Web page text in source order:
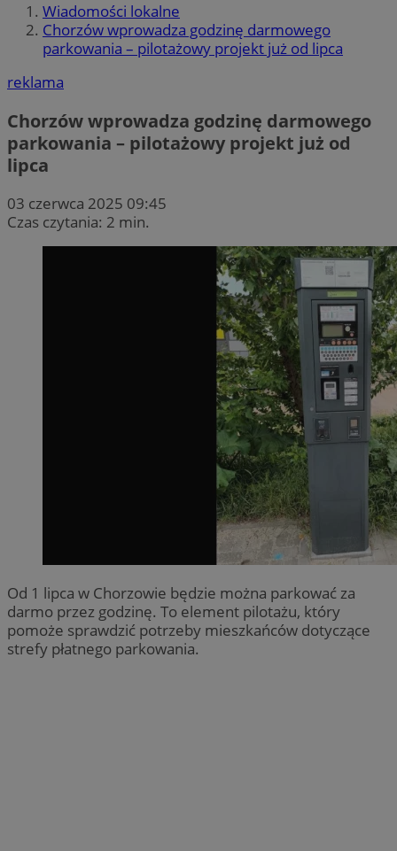
Wiadomości lokalne
Chorzów wprowadza godzinę darmowego
parkowania – pilotażowy projekt już od lipca
reklama
Chorzów wprowadza godzinę darmowego
parkowania – pilotażowy projekt już od
lipca
03 czerwca 2025 09:45
Czas czytania: 2 min.
Od 1 lipca w Chorzowie będzie można parkować za
darmo przez godzinę. To element pilotażu, który
pomoże sprawdzić potrzeby mieszkańców dotyczące
strefy płatnego parkowania.